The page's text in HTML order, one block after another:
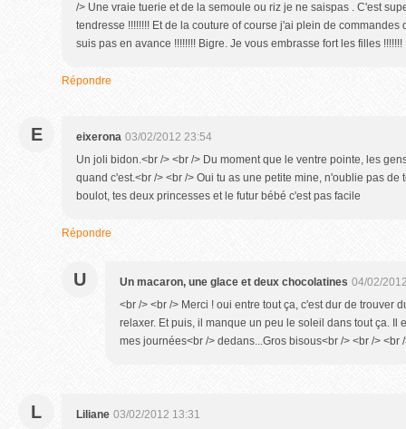
/> Une vraie tuerie et de la semoule ou riz je ne saispas . C'est
tendresse !!!!!!!! Et de la couture of course j'ai plein de commandes
suis pas en avance !!!!!!!! Bigre. Je vous embrasse fort les filles !!!!!!!
Répondre
E eixerona 03/02/2012 23:54
Un joli bidon.<br /> <br /> Du moment que le ventre pointe, les
quand c'est.<br /> <br /> Oui tu as une petite mine, n'oublie pas de
boulot, tes deux princesses et le futur bébé c'est pas facile
Répondre
U Un macaron, une glace et deux chocolatines 04/02/
<br /> <br /> Merci ! oui entre tout ça, c'est dur de trouver
relaxer. Et puis, il manque un peu le soleil dans tout ça. Il
mes journées<br /> dedans...Gros bisous<br /> <br /> <br
L Liliane 03/02/2012 13:31